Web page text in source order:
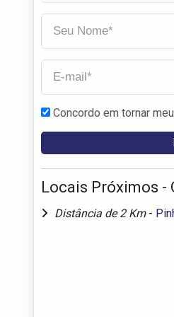
Concordo em tornar
Locais Próximos -
Distância de 2 Km -